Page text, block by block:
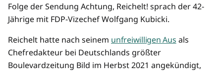
Folge der Sendung Achtung, Reichelt! sprach der 42-
Jährige mit FDP-Vizechef Wolfgang Kubicki.
Reichelt hatte nach seinem unfreiwilligen Aus als
Chefredakteur bei Deutschlands größter
Boulevardzeitung Bild im Herbst 2021 angekündigt,